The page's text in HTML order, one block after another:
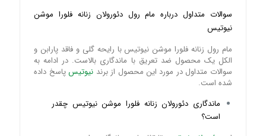
سوالات متداول درباره مام رول دئورولان زنانه فلورا موشن
نیوتیس
مام رول زنانه فلورا موشن نیوتیس با رایحه گلی و فاقد پارابن و
الکل یک محصول ضد تعریق با ماندگاری بالاست. در ادامه به
سوالات متداول در مورد این محصول از برند نیوتیسپاسخ داده
شده است.
ماندگاری دئورولان زنانه فلورا موشن نیوتیس چقدر
است؟